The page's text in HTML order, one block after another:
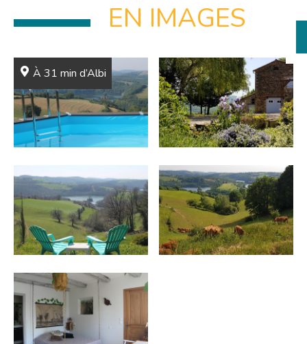
EN IMAGES
À 31 min d’Albi